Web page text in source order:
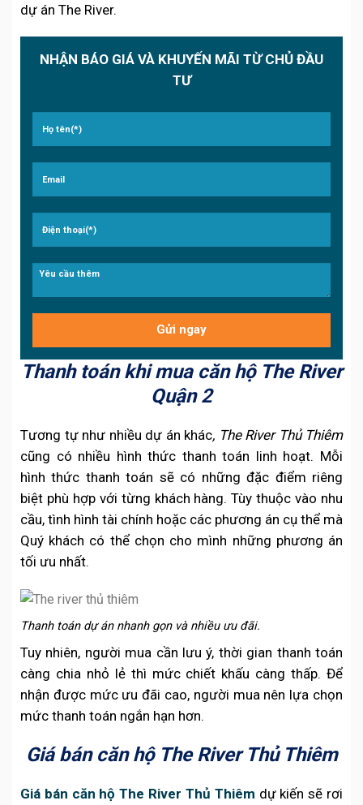
dự án The River.
NHẬN BÁO GIÁ VÀ KHUYẾN MÃI TỪ CHỦ ĐẦU
TƯ
Thanh toán khi mua căn hộ The River
Quận 2
Tương tự như nhiều dự án khác, The River Thủ Thiêm
cũng có nhiều hình thức thanh toán linh hoạt. Mỗi
hình thức thanh toán sẽ có những đặc điểm riêng
biệt phù hợp với từng khách hàng. Tùy thuộc vào nhu
cầu, tình hình tài chính hoặc các phương án cụ thể mà
Quý khách có thể chọn cho mình những phương án
tối ưu nhất.
Thanh toán dự án nhanh gọn và nhiều ưu đãi.
Tuy nhiên, người mua cần lưu ý, thời gian thanh toán
càng chia nhỏ lẻ thì mức chiết khấu càng thấp. Để
nhận được mức ưu đãi cao, người mua nên lựa chọn
mức thanh toán ngắn hạn hơn.
Giá bán căn hộ The River Thủ Thiêm
Giá bán căn hộ The River Thủ Thiêm dự kiến sẽ rơi